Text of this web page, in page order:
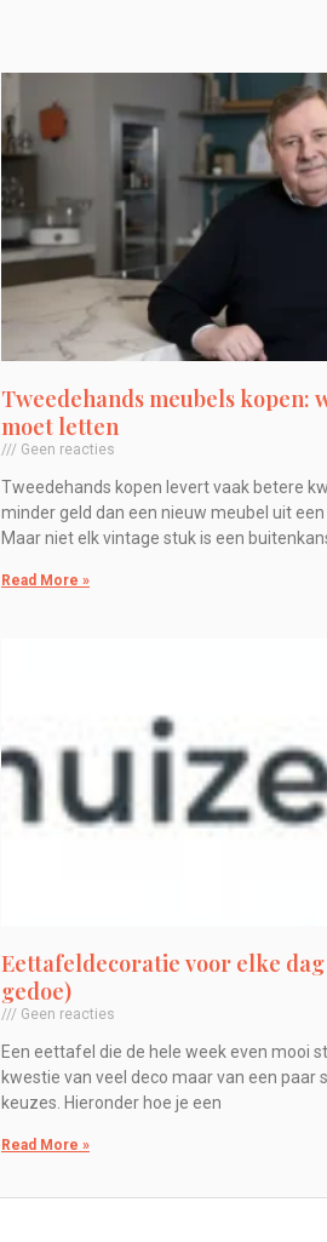
Tweedehands meubels kopen:
moet letten
Geen reacties
Tweedehands kopen levert vaak betere
minder geld dan een nieuw meubel uit
Maar niet elk vintage stuk is een
Read More »
Eettafeldecoratie voor elke
gedoe)
Geen reacties
Een eettafel die de hele week even mooi
kwestie van veel deco maar van een paar
keuzes. Hieronder hoe je een
Read More »